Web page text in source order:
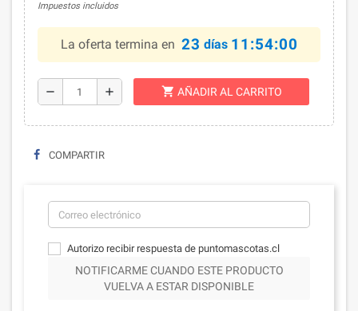
Impuestos incluidos
La oferta termina en 23 días 11:54:00
remove add shopping_cart AÑADIR AL CARRITO
COMPARTIR
Autorizo recibir respuesta de puntomascotas.cl
NOTIFICARME CUANDO ESTE PRODUCTO
VUELVA A ESTAR DISPONIBLE